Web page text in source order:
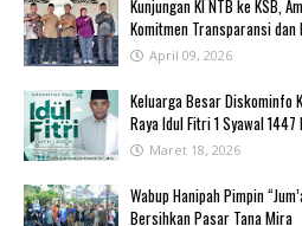
Kunjungan KI NTB ke KSB,
Komitmen Transparansi
April 09, 2026
Keluarga Besar Diskominfo
Raya Idul Fitri 1 Syawal
Maret 18, 2026
Wabup Hanipah Pimpin
Bersihkan Pasar Tana Mira